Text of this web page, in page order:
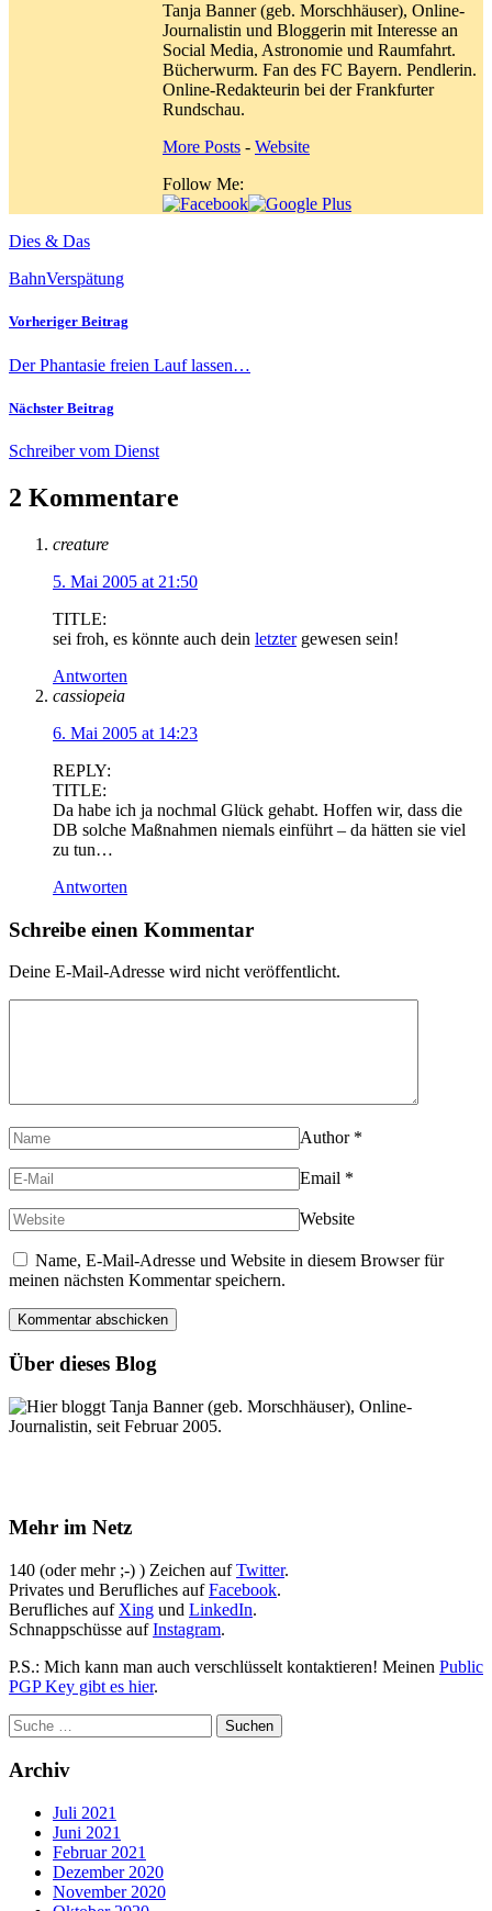
Tanja Banner (geb. Morschhäuser), Online-
Journalistin und Bloggerin mit Interesse an
Social Media, Astronomie und Raumfahrt.
Bücherwurm. Fan des FC Bayern. Pendlerin.
Online-Redakteurin bei der Frankfurter
Rundschau.
More Posts - Website
Follow Me:
Dies & Das
BahnVerspätung
Vorheriger Beitrag
Der Phantasie freien Lauf lassen…
Nächster Beitrag
Schreiber vom Dienst
2 Kommentare
creature
5. Mai 2005 at 21:50
TITLE:
sei froh, es könnte auch dein letztergewesen sein!
Antworten
cassiopeia
6. Mai 2005 at 14:23
REPLY:
TITLE:
Da habe ich ja nochmal Glück gehabt. Hoffen wir, dass die
DB solche Maßnahmen niemals einführt – da hätten sie viel
zu tun…
Antworten
Schreibe einen Kommentar
Deine E-Mail-Adresse wird nicht veröffentlicht.
Author *
Email *
Website
Name, E-Mail-Adresse und Website in diesem Browser für
meinen nächsten Kommentar speichern.
Über dieses Blog
Hier bloggt Tanja Banner (geb. Morschhäuser), Online-
Journalistin, seit Februar 2005.
Mehr im Netz
140 (oder mehr ;-) ) Zeichen aufTwitter.
Privates und Berufliches aufFacebook.
Berufliches auf Xing und LinkedIn.
Schnappschüsse aufInstagram.
P.S.: Mich kann man auch verschlüsselt kontaktieren! Meinen Public
PGP Key gibt es hier.
Archiv
Juli 2021
Juni 2021
Februar 2021
Dezember 2020
November 2020